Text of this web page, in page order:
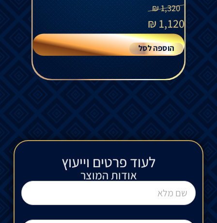
1,320
₪
1,120
₪
הוספה לסל
לעוד פרטים וייעוץ​
אודות המוצר